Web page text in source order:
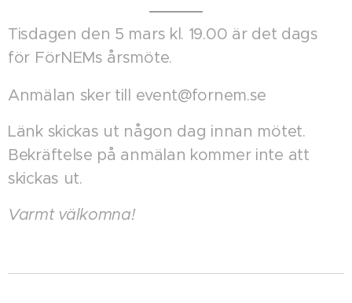
Tisdagen den 5 mars kl. 19.00 är det dags
för FörNEMs årsmöte.
Anmälan sker till event@fornem.se
Länk skickas ut någon dag innan mötet.
Bekräftelse på anmälan kommer inte att
skickas ut.
Varmt välkomna!